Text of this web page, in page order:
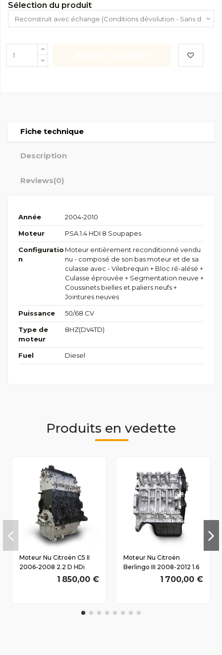
Sélection du produit
Fiche technique
Description
Reviews(0)
Année 2004-2010
Moteur PSA 1.4 HDI 8 Soupapes
Configuratio
n
Moteur entièrement reconditionné vendu
nu - composé de son bas moteur et de sa
culasse avec - Vilebrequin + Bloc ré-alésé +
Culasse éprouvée + Segmentation neuve +
Coussinets bielles et paliers neufs +
Jointures neuves
Puissance 50/68 CV
Type de
moteur
8HZ(DV4TD)
Fuel Diesel
Produits en vedette
Moteur Nu Citroën C5 II
2006-2008 2.2 D HDi
4HX(DW12TED4) 125/170
1 850,00 €
Moteur Nu Citroën
Berlingo III 2008-2012 1.6
D HDi 9HX(DV6AUTED4)
1 700,00 €